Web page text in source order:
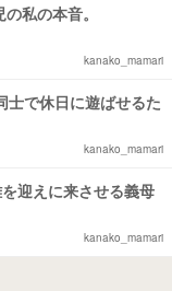
私の本音。
kanako_mamari
士で休日に遊ばせるた
kanako_mamari
迎えに来させる義母
kanako_mamari